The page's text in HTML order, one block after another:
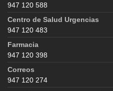
947 120 588
Centro de Salud Urgencias
947 120 483
Farmacia
947 120 398
Correos
947 120 274